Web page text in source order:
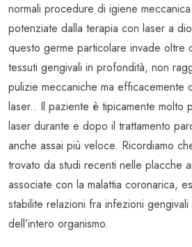
normali procedure di igiene
potenziate dalla terapia con laser a
questo germe particolare invade oltre
tessuti gengivali in profondità, non
pulizie meccaniche ma efficacemente
laser.. Il paziente è tipicamente molto
laser durante e dopo il trattamento
anche assai più veloce. Ricordiamo
trovato da studi recenti nelle placche
associate con la malattia coronarica,
stabilite relazioni fra infezioni
dell’intero organismo.